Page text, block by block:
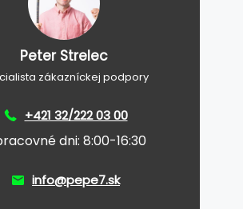
Peter Strelec
zákazníckej podpory
+421 32/222 03 00
dni: 8:00-16:30
info@pepe7.sk